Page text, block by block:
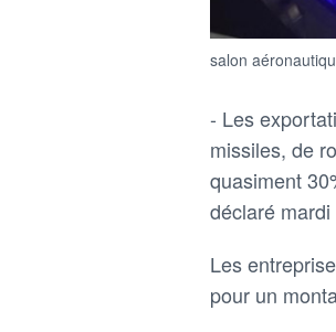
salon
- Les
missiles, de
quasiment
déclaré
Les
‌pour un